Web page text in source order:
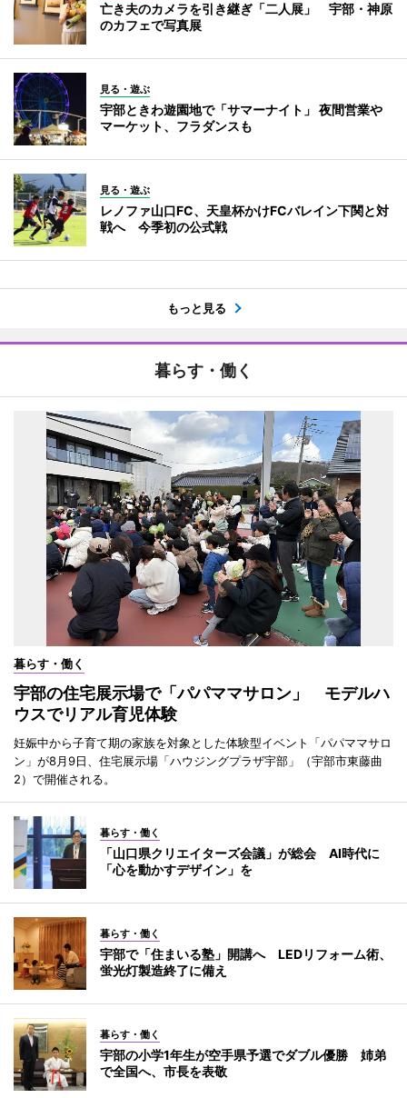
亡き夫のカメラを引き継ぎ「二人展」 宇部・神原
のカフェで写真展
見る・遊ぶ
宇部ときわ遊園地で「サマーナイト」 夜間営業や
マーケット、フラダンスも
見る・遊ぶ
レノファ山口FC、天皇杯かけFCバレイン下関と対
戦へ 今季初の公式戦
もっと見る
暮らす・働く
暮らす・働く
宇部の住宅展示場で「パパママサロン」 モデルハ
ウスでリアル育児体験
妊娠中から子育て期の家族を対象とした体験型イベント「パパママサロ
ン」が8月9日、住宅展示場「ハウジングプラザ宇部」（宇部市東藤曲
2）で開催される。
暮らす・働く
「山口県クリエイターズ会議」が総会 AI時代に
「心を動かすデザイン」を
暮らす・働く
宇部で「住まいる塾」開講へ LEDリフォーム術、
蛍光灯製造終了に備え
暮らす・働く
宇部の小学1年生が空手県予選でダブル優勝 姉弟
で全国へ、市長を表敬